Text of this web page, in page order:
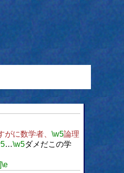
がに数学者、 \w5論理
…\w5ダメだこの学
\e